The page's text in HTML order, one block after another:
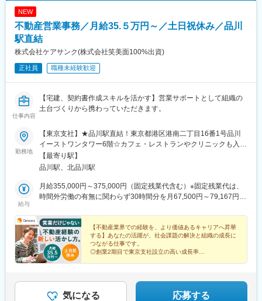
NEW
不動産営業事務／月給35.５万円～／土日祝休み／品川
駅直結
株式会社ケアサンク(株式会社笑美面100%出資)
正社員 職種未経験歓迎
仕事内容
【宅建、契約書作成スキルを活かす】営業サポートとして組織の
土台づくりから携わっていただきます。
勤務地
【東京支社】★品川駅直結！東京都港区港南二丁目16番1号品川
イーストワンタワー6階☆カフェ・レストランやクリニックも入居
する商業ビル内のオフィスです☆品川駅直結で通勤も快適！
【最寄り駅】
品川駅、北品川駅
給与
月給355,000円～375,000円（固定残業代含む）※固定残業代は、
時間外労働の有無に関わらず30時間分を月67,500円～79,167円支
【不動産業界での経験を、より価値あるキャリアへ昇華
する】あなたの活躍が、社会課題の解決と組織の成長に
つながる仕事です。
◎創業2期目で東京支社設立の高い成長率
気になる 応募する